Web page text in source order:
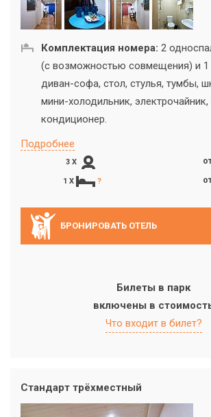
Комплектация номера: 2
(с возможностью совмещения) и
диван-софа, стол, стулья, тумбы,
мини-холодильник, электрочайник,
кондиционер.
Подробнее
3 X
1 X ?
БРОНИРОВАТЬ ОТЕЛЬ
Билеты в парк
включены в
Что входит в билет?
Стандарт трёхместный